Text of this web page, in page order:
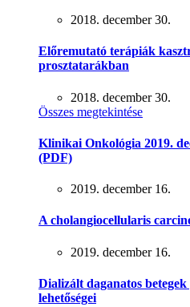
2018. december 30.
Előremutató terápiák
prosztatarákban
2018. december 30.
Összes megtekintése
Klinikai Onkológia 2019.
(PDF)
2019. december 16.
A cholangiocellularis
2019. december 16.
Dializált daganatos betegek
lehetőségei